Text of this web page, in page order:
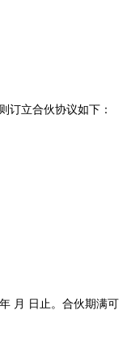
订立合伙协议如下：
月 日止。合伙期满可